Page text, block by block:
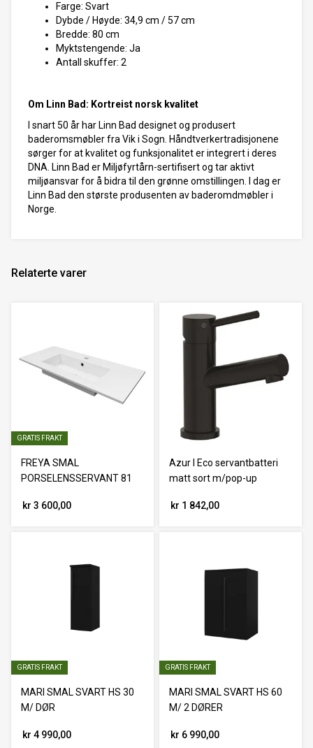
Farge: Svart
Dybde / Høyde: 34,9 cm / 57 cm
Bredde: 80 cm
Myktstengende: Ja
Antall skuffer: 2
Om Linn Bad: Kortreist norsk kvalitet
I snart 50 år har Linn Bad designet og produsert
baderomsmøbler fra Vik i Sogn. Håndtverkertradisjonene
sørger for at kvalitet og funksjonalitet er integrert i deres
DNA. Linn Bad er Miljøfyrtårn-sertifisert og tar aktivt
miljøansvar for å bidra til den grønne omstillingen. I dag er
Linn Bad den største produsenten av baderomdmøbler i
Norge.
Relaterte varer
GRATIS FRAKT
FREYA SMAL
PORSELENSSERVANT 81
kr 3 600,00
Azur I Eco servantbatteri
matt sort m/pop-up
kr 1 842,00
GRATIS FRAKT
MARI SMAL SVART HS 30
M/ DØR
kr 4 990,00
GRATIS FRAKT
MARI SMAL SVART HS 60
M/ 2 DØRER
kr 6 990,00